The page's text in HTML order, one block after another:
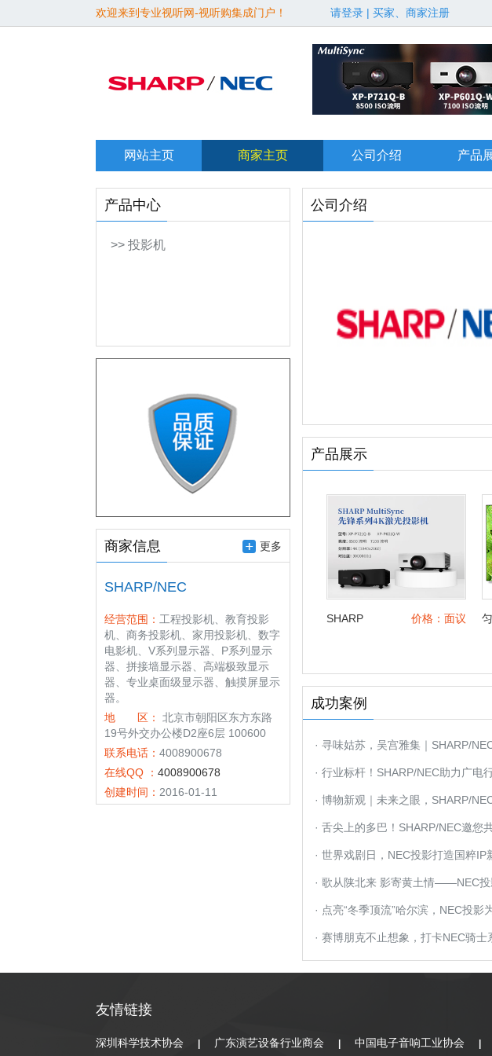
欢迎来到专业视听网-视听购集成门户！ 请登录 | 买家、商家注册
网站主页 商家主页 公司介绍 产品
产品中心
>> 投影机
商家信息 更多
SHARP/NEC
经营范围： 工程投影机、教育投影
机、商务投影机、家用投影机、数字
电影机、V系列显示器、P系列显示
器、拼接墙显示器、高端极致显示
器、专业桌面级显示器、触摸屏显示
器。
地 区：
北京市朝阳区东方东路
19号外交办公楼D2座6层 100600
联系电话： 4008900678
在线QQ ： 4008900678
创建时间： 2016-01-11
公司介绍
产品展示
SHARP
价格：面议
成功案例
· 寻味姑苏，吴宫雅集｜SHARP/
筵」
· 行业标杆！SHARP/NEC助力广电
视界
· 博物新观｜未来之眼，SHARP/
世界
· 舌尖上的多巴！SHARP/NEC邀您
的双重盛宴！
· 世界戏剧日，NEC投影打造国粹IP
· 歌从陕北来 影寄黄土情——NEC投
乐典籍
· 点亮“冬季顶流”哈尔滨，NEC投影
· 赛博朋克不止想象，打卡NEC骑士
PARTY K新贵
友情链接
深圳科学技术协会 广东演艺设备行业商会 中国电子音响工业协会